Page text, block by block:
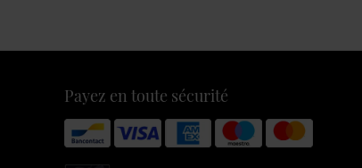
Payez en toute sécurité